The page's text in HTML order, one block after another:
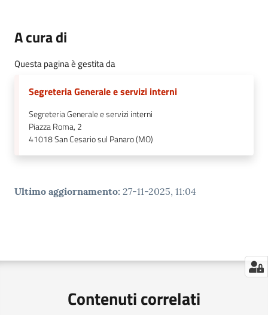
A cura di
Questa pagina è gestita da
Segreteria Generale e servizi interni
Segreteria Generale e servizi interni
Piazza Roma, 2
41018San Cesario sul Panaro (MO)
Ultimo aggiornamento: 27-11-2025, 11:04
Contenuti correlati